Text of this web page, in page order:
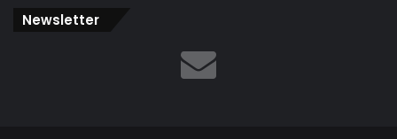
Newsletter